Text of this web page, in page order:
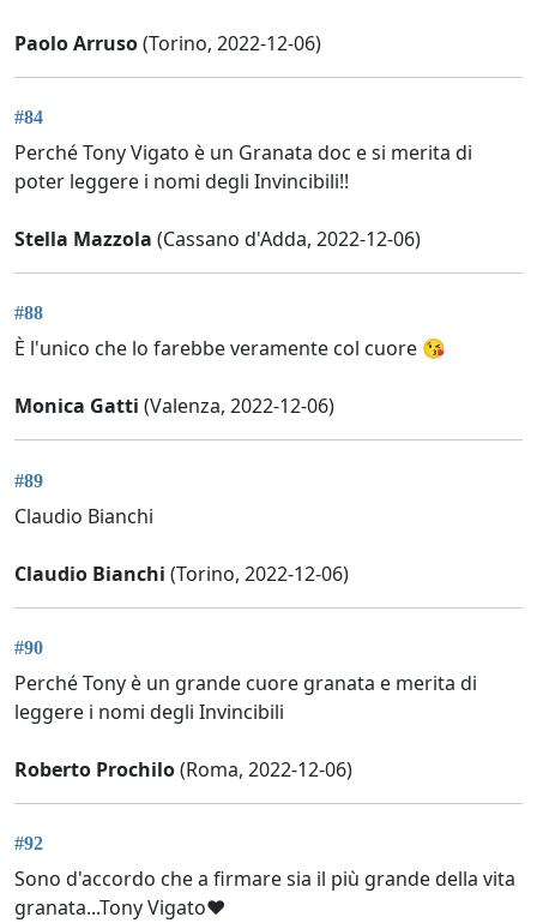
Paolo Arruso(Torino, 2022-12-06)
#84
Perché Tony Vigato è un Granata doc e si merita di
poter leggere i nomi degli Invincibili!!
Stella Mazzola (Cassano d'Adda, 2022-12-06)
#88
È l'unico che lo farebbe veramente col cuore 😘
Monica Gatti (Valenza, 2022-12-06)
#89
Claudio Bianchi
Claudio Bianchi (Torino, 2022-12-06)
#90
Perché Tony è un grande cuore granata e merita di
leggere i nomi degli Invincibili
Roberto Prochilo(Roma, 2022-12-06)
#92
Sono d'accordo che a firmare sia il più grande della vita
granata...Tony Vigato❤️